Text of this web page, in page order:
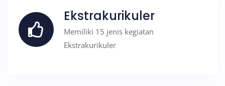
Ekstrakurikuler
Memiliki 15 jenis kegiatan
Ekstrakurikuler